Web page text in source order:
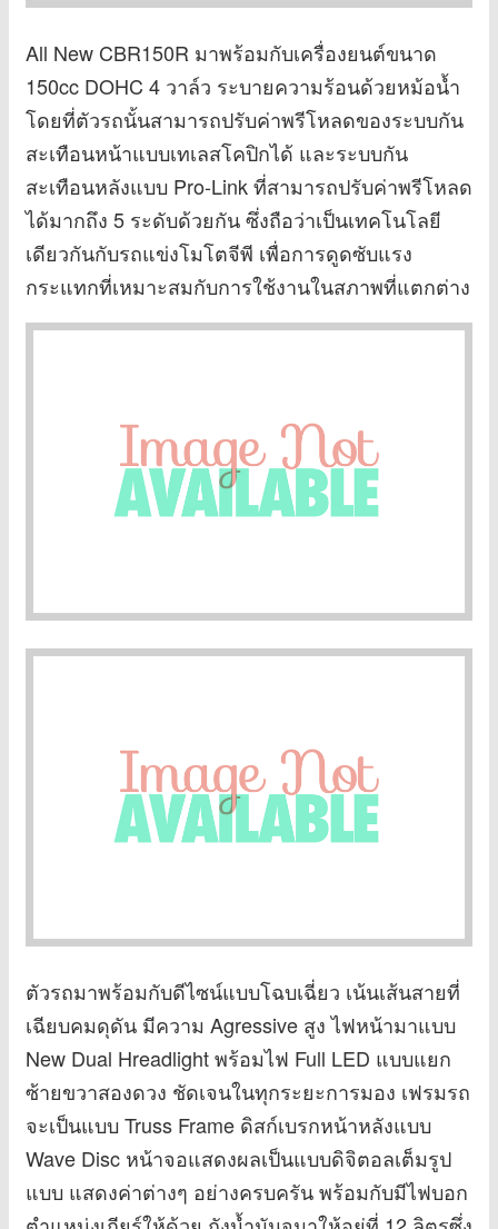
All New CBR150R มาพร้อมกับเครื่องยนต์ขนาด
150cc DOHC 4 วาล์ว ระบายความร้อนด้วยหม้อน้ำ
โดยที่ตัวรถนั้นสามารถปรับค่าพรีโหลดของระบบกัน
สะเทือนหน้าแบบเทเลสโคปิกได้ และระบบกัน
สะเทือนหลังแบบ Pro-Link ที่สามารถปรับค่าพรีโหลด
ได้มากถึง 5 ระดับด้วยกัน ซึ่งถือว่าเป็นเทคโนโลยี
เดียวกันกับรถแข่งโมโตจีพี เพื่อการดูดซับแรง
กระแทกที่เหมาะสมกับการใช้งานในสภาพที่แตกต่าง
ตัวรถมาพร้อมกับดีไซน์แบบโฉบเฉี่ยว เน้นเส้นสายที่
เฉียบคมดุดัน มีความ Agressive สูง ไฟหน้ามาแบบ
New Dual Hreadlight พร้อมไฟ Full LED แบบแยก
ซ้ายขวาสองดวง ชัดเจนในทุกระยะการมอง เฟรมรถ
จะเป็นแบบ Truss Frame ดิสก์เบรกหน้าหลังแบบ
Wave Disc หน้าจอแสดงผลเป็นแบบดิจิตอลเต็มรูป
แบบ แสดงค่าต่างๆ อย่างครบครัน พร้อมกับมีไฟบอก